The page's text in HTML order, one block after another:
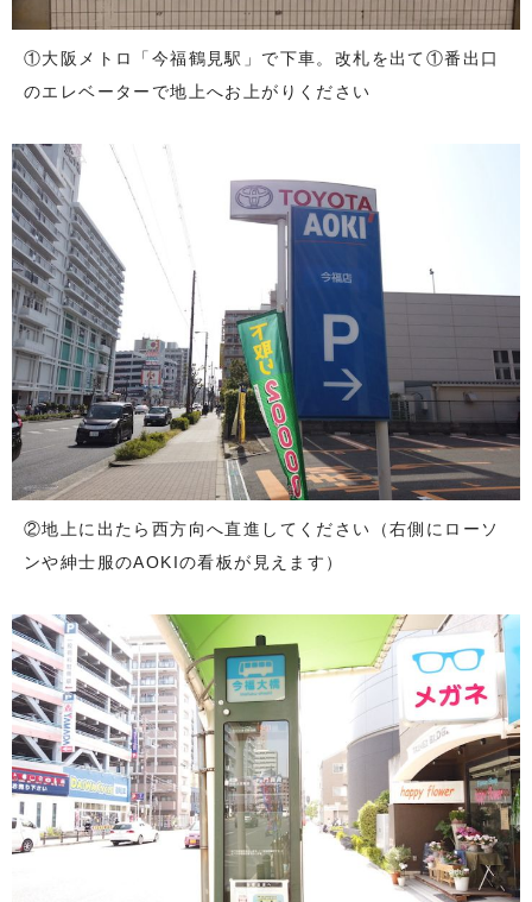
①大阪メトロ「今福鶴見駅」で下車。改札を出て①番出口
のエレベーターで地上へお上がりください
②地上に出たら西方向へ直進してください（右側にローソ
ンや紳士服のAOKIの看板が見えます）